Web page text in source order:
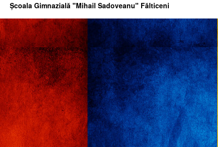
Şcoala Gimnazială "Mihail Sadoveanu" Fălticeni